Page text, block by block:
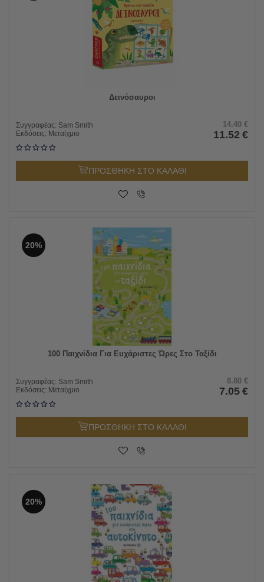
Δεινόσαυροι
Συγγραφέας: Sam Smith
Εκδόσεις: Μεταίχμιο
14.40 €
11.52 €
ΠΡΟΣΘΗΚΗ ΣΤΟ ΚΑΛΑΘΙ
20%
100 Παιχνίδια Για Ευχάριστες Ώρες Στο Ταξίδι
Συγγραφέας: Sam Smith
Εκδόσεις: Μεταίχμιο
8.80 €
7.05 €
ΠΡΟΣΘΗΚΗ ΣΤΟ ΚΑΛΑΘΙ
20%